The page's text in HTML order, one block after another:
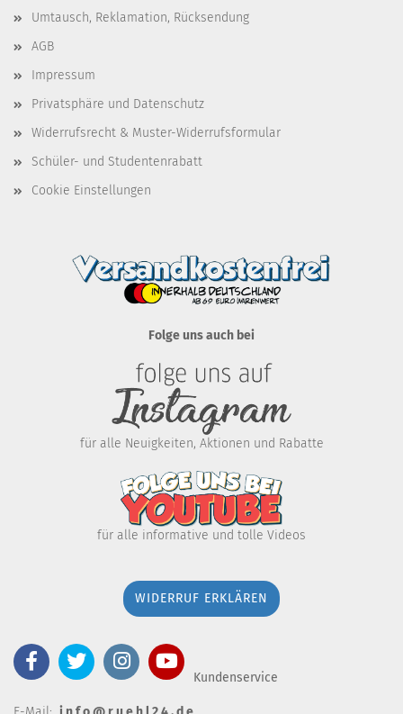
Umtausch, Reklamation, Rücksendung
AGB
Impressum
Privatsphäre und Datenschutz
Widerrufsrecht & Muster-Widerrufsformular
Schüler- und Studentenrabatt
Cookie Einstellungen
Folge uns auch bei
für alle Neuigkeiten, Aktionen und Rabatte
für alle informative und tolle Videos
WIDERRUF ERKLÄREN
Kundenservice